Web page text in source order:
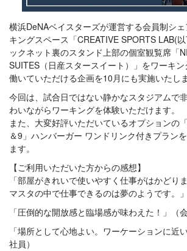
横浜DeNAベイスターズが運営する会員制シ
キングスペース「CREATIVE SPORTS LAB(
ックネット裏のスタンド上部の個室観覧席「
SUITES（日産スタースイート）」をワーキン
働いていただける企画を10月にも実施いたしま
今回は、試合日ではない静かなスタジアムで
わいながらワーキングを体験いただけます。
また、大変好評いただいているオプションの
＆9」ハンバーガー ワンドリンク付きプラン
ます。
【ご利用いただいた方からの感想】
「部屋がきれいで使いやすく仕事がはかどり
マスタの中で仕事できるのは夢のようです。」
「圧倒的な開放感と臨場感が味わえた！」（会
「場所として心地よい。ワーケーションに近
社員）